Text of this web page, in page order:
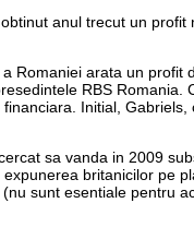
anul trecut un
Romaniei arata un
RBS
Initial,
sa vanda in 2009
britanicilor pe
sunt esentiale pentru